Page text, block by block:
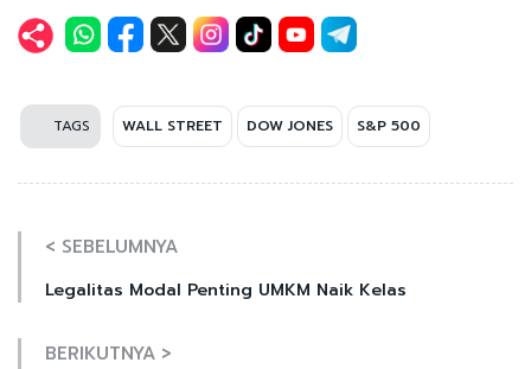
TAGS WALL STREET DOW JONES S&P 500
< SEBELUMNYA
Legalitas Modal Penting UMKM Naik Kelas
BERIKUTNYA >